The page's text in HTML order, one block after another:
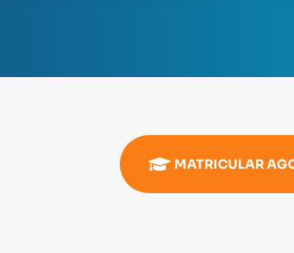
MATRICULAR